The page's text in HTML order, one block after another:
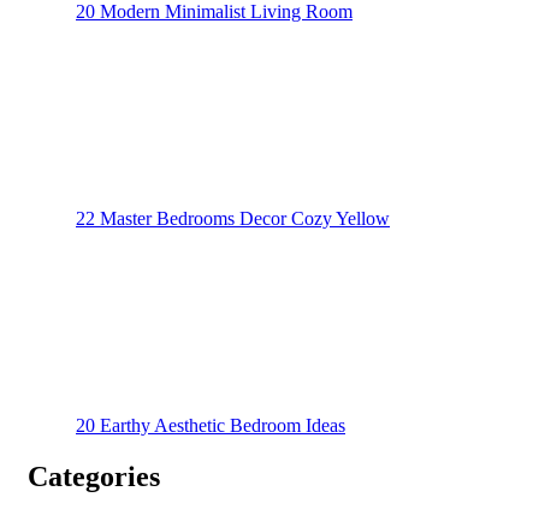
20 Modern Minimalist Living Room
22 Master Bedrooms Decor Cozy Yellow
20 Earthy Aesthetic Bedroom Ideas
Categories